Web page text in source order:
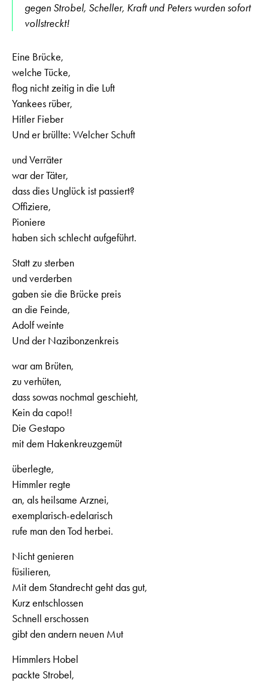
gegen Strobel, Scheller, Kraft und Peters wurden sofort
vollstreckt!
Eine Brücke,
welche Tücke,
flog nicht zeitig in die Luft
Yankees rüber,
Hitler Fieber
Und er brüllte: Welcher Schuft
und Verräter
war der Täter,
dass dies Unglück ist passiert?
Offiziere,
Pioniere
haben sich schlecht aufgeführt.
Statt zu sterben
und verderben
gaben sie die Brücke preis
an die Feinde,
Adolf weinte
Und der Nazibonzenkreis
war am Brüten,
zu verhüten,
dass sowas nochmal geschieht,
Kein da capo!!
Die Gestapo
mit dem Hakenkreuzgemüt
überlegte,
Himmler regte
an, als heilsame Arznei,
exemplarisch-edelarisch
rufe man den Tod herbei.
Nicht genieren
füsilieren,
Mit dem Standrecht geht das gut,
Kurz entschlossen
Schnell erschossen
gibt den andern neuen Mut
Himmlers Hobel
packte Strobel,